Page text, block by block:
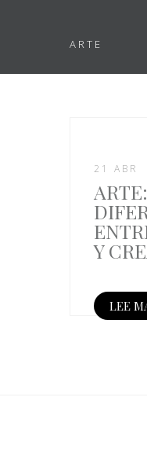
ARTE
21 ABR
Y
LEE